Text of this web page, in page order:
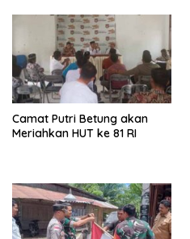
Camat Putri Betung akan
Meriahkan HUT ke 81 RI